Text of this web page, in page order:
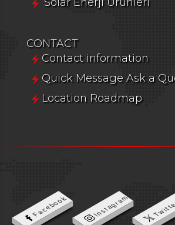
CONTACT
Contact information
Quick Message Ask a
Location Roadmap
Facebook Instagram